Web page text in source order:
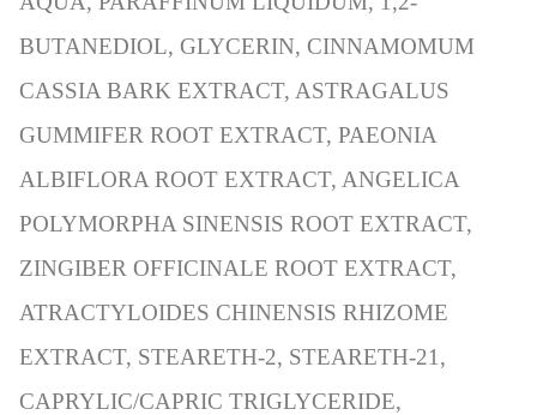
BUTANEDIOL, GLYCERIN, CINNAMOMUM
CASSIA BARK EXTRACT, ASTRAGALUS
GUMMIFER ROOT EXTRACT, PAEONIA
ALBIFLORA ROOT EXTRACT, ANGELICA
POLYMORPHA SINENSIS ROOT EXTRACT,
ZINGIBER OFFICINALE ROOT EXTRACT,
ATRACTYLOIDES CHINENSIS RHIZOME
EXTRACT, STEARETH-2, STEARETH-21,
CAPRYLIC/CAPRIC TRIGLYCERIDE,